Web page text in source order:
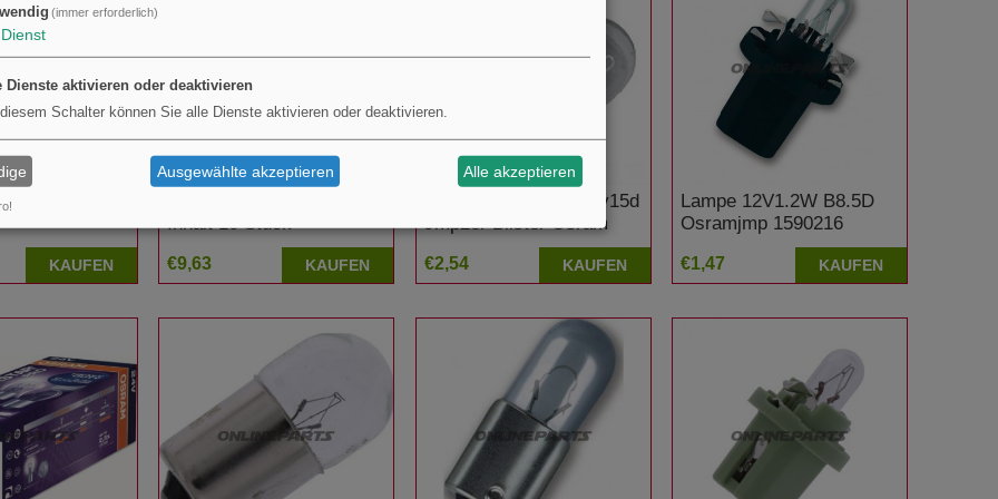
Baw15s
KAUFEN
Inhalt 10 Stück
€9,63 KAUFEN
Lampe 12V21/5W Bay15d
Jmp2er Blister Osram
1597756 Suzuki GSX 750
F
€2,54 KAUFEN
Lampe 12V1.2W B8.5D
Osramjmp 1590216
€1,47 KAUFEN
(immer erforderlich)
Dienst
Dienste aktivieren oder deaktivieren
Schalter können Sie alle Dienste aktivieren oder deaktivieren.
Ausgewählte akzeptieren Alle akzeptieren